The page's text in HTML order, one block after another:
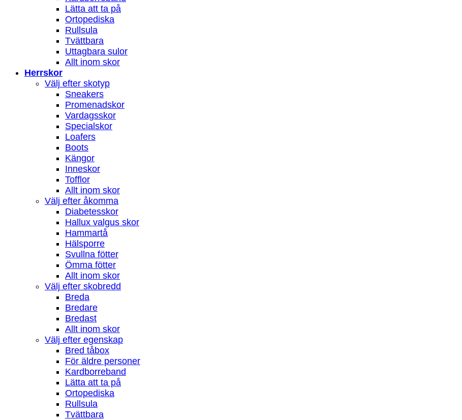
Lätta att ta på
Ortopediska
Rullsula
Tvättbara
Uttagbara sulor
Allt inom skor
Herrskor
Välj efter skotyp
Sneakers
Promenadskor
Vardagsskor
Specialskor
Loafers
Boots
Kängor
Inneskor
Tofflor
Allt inom skor
Välj efter åkomma
Diabetesskor
Hallux valgus skor
Hammartå
Hälsporre
Svullna fötter
Ömma fötter
Allt inom skor
Välj efter skobredd
Breda
Bredare
Bredast
Allt inom skor
Välj efter egenskap
Bred tåbox
För äldre personer
Kardborreband
Lätta att ta på
Ortopediska
Rullsula
Tvättbara